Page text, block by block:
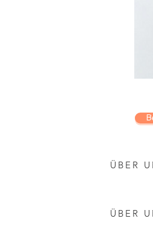
ÜBER
ÜBER